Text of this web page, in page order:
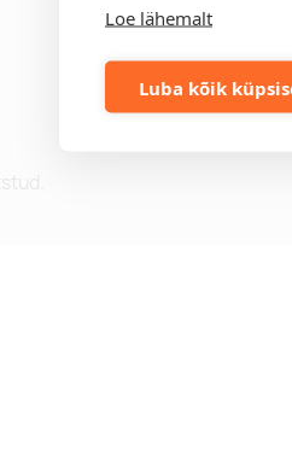
Loe lähemalt
Luba kõik
Erilahendused
Meeskond
Blogi